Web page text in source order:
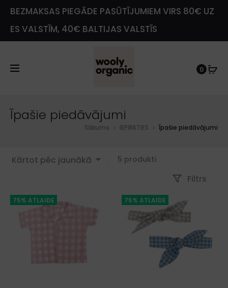
BEZMAKSAS PIEGĀDE PASŪTĪJUMIEM VIRS 80€ UZ
ES VALSTĪM, 40€ BALTIJAS VALSTĪS
0
Īpašie piedāvājumi
Sākums IEPIRKTIES Īpašie piedāvājumi
Kārtot pēc jaunākā 5 produkti
Sorted
by
latest
Filtrs
75% ATLAIDE 75% ATLAIDE